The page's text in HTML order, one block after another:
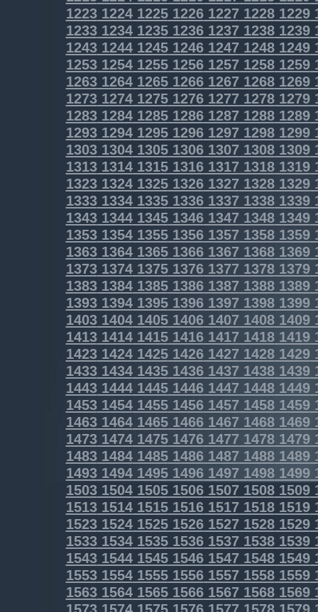
1223122412251226122712281229
1233123412351236123712381239
1243124412451246124712481249
1253125412551256125712581259
1263126412651266126712681269
1273127412751276127712781279
1283128412851286128712881289
1293129412951296129712981299
1303130413051306130713081309
1313131413151316131713181319
1323132413251326132713281329
1333133413351336133713381339
1343134413451346134713481349
13531354135513561357 13581359
1363136413651366136713681369
13731374137513761377 13781379
13831384138513861387 13881389
13931394139513961397 13981399
14031404140514061407 14081409
14131414141514161417 14181419
14231424142514261427 14281429
14331434143514361437 14381439
14431444144514461447 14481449
14531454145514561457 14581459
14631464146514661467 14681469
14731474147514761477 14781479
14831484148514861487 14881489
14931494149514961497 14981499
1503150415051506150715081509
1513151415151516151715181519
1523152415251526152715281529
1533153415351536153715381539
1543154415451546154715481549
1553155415551556155715581559
1563156415651566156715681569